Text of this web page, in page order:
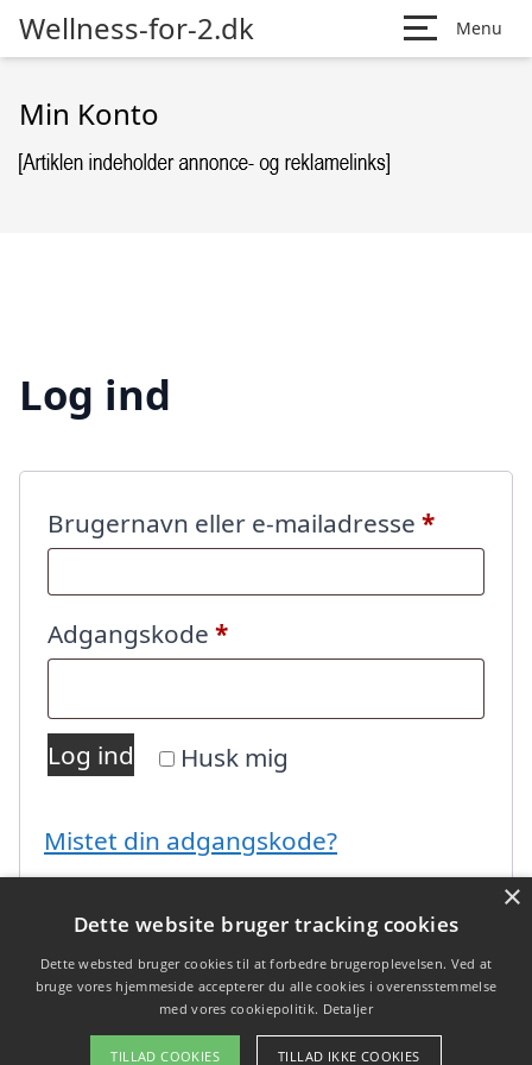
Wellness-for-2.dk Menu
Min Konto
Log ind
Brugernavn eller e-mailadresse *
Adgangskode *Påkrævet
Husk mig
Log ind
Mistet din adgangskode?
Copyright 2026 - Pilanto Aps
×
Dette website bruger tracking cookies
Dette websted bruger cookies til at forbedre brugeroplevelsen. Ved at
bruge vores hjemmeside accepterer du alle cookies i overensstemmelse
med vores cookiepolitik. Detaljer
TILLAD COOKIES TILLAD IKKE COOKIES